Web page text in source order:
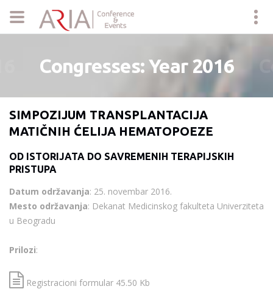
Congresses: Year 2016
SIMPOZIJUM TRANSPLANTACIJA
MATIČNIH ĆELIJA HEMATOPOEZE
OD ISTORIJATA DO SAVREMENIH TERAPIJSKIH
PRISTUPA
Datum održavanja: 25. novembar 2016.
Mesto održavanja: Dekanat Medicinskog fakulteta Univerziteta
u Beogradu
Prilozi:
Registracioni formular 45.50 Kb